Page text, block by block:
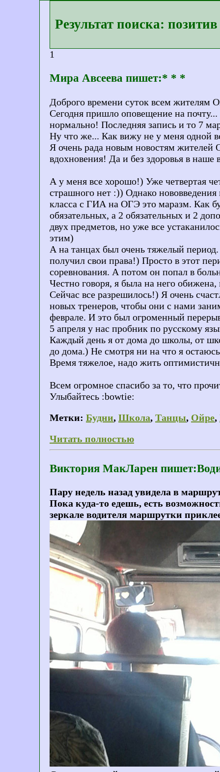
Результат поиска: позитив
1
Мира Авсеева пишет:* * *
Доброго времени суток всем жителям
Сегодня пришло оповещение на
нормально! Последняя запись и то 7
Ну что же... Как вижу не у меня одной
Я очень рада новым новостям жителей
вдохновения! Да и без здоровья в наше
А у меня все хорошо!) Уже четвертая
страшного нет :)) Однако
класса с ГИА на ОГЭ это маразм. Как
обязательных, а 2 обязательных и 2
двух предметов, но уже все
этим)
А на танцах был очень тяжелый
получил свои права!) Просто в этот
соревнования. А потом он попал в
Честно говоря, я была на него
Сейчас все разрешилось!) Я очень
новых тренеров, чтобы они с нами
феврале. И это был огроменный
5 апреля у нас пробник по русскому
Каждый день я от дома до школы, от
до дома.) Не смотря ни на что я
Время тяжелое, надо жить
Всем огромное спасибо за то, что
Улыбайтесь :bowtie:
Метки: Будни, Школа, Танцы, Ойре,
Читать полностью
Виктория МакЛарен
Пару недель назад увидела в
Пока куда-то едешь, есть
зеркале водителя маршрутки